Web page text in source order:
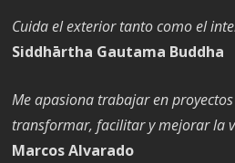
Cuida el exterior tanto como el
Siddhārtha Gautama Buddha
Me apasiona trabajar en
transformar, facilitar y mejorar la
Marcos Alvarado